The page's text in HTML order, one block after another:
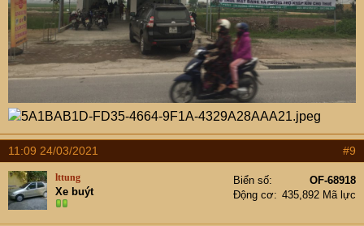
11:09 24/03/2021 #9
lttung
Xe buýt
Biển số
OF-68918
Động cơ
435,892 Mã lực